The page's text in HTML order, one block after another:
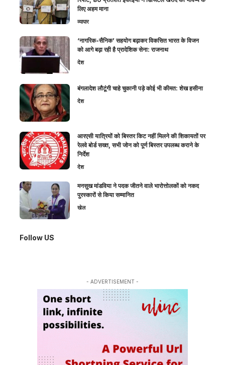
लिए अहम माना
व्यापार
‘नागरिक-सैनिक’ सहयोग बढ़ाकर विकसित भारत के विजन
को आगे बढ़ा रही है प्रादेशिक सेना: राजनाथ
देश
बंगलादेश लौटूंगी चाहे चुकानी पड़े कोई भी कीमत: शेख हसीना
देश
आरएसी यात्रियों को बिस्तर किट नहीं मिलने की शिकायतों पर
रेलवे बोर्ड सख्त, सभी जोन को पूर्ण बिस्तर उपलब्ध कराने के
निर्देश
देश
मनसुख मांडविया ने पदक जीतने वाले भारोत्तोलकों को नकद
पुरस्कारों से किया सम्मानित
खेल
Follow US
- ADVERTISEMENT -